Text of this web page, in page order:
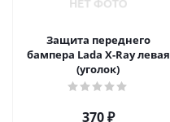
Защита переднего
бампера Lada X-Ray левая
(уголок)
370₽